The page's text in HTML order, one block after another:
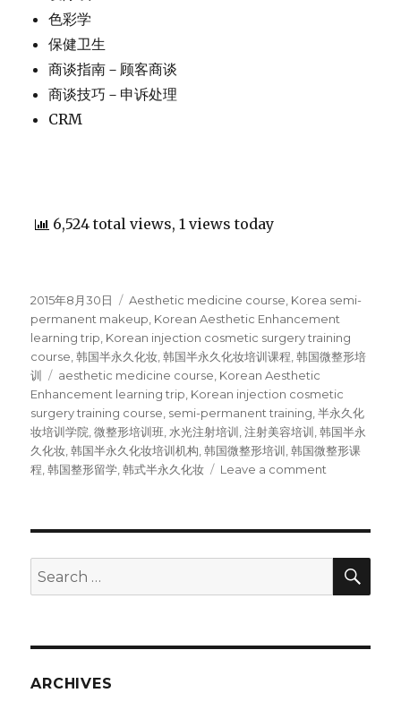
色彩学
保健卫生
商谈指南－顾客商谈
商谈技巧－申诉处理
CRM
6,524 total views, 1 views today
Posted
on
2015年8月30日 Categories
Aesthetic medicine course Korea semi-
permanent makeup Korean Aesthetic Enhancement
learning trip Korean injection cosmetic surgery training
course ,韩国半永久化妆 ,韩国半永久化妆培训课程 ,韩国微整形培
训
Tags
aesthetic medicine course Korean Aesthetic
Enhancement learning trip Korean injection cosmetic
surgery training course semi-permanent training ,半永久化
妆培训学院 ,微整形培训班 水光注射培训 ,注射美容培训 ,韩国半永
久化妆 ,韩国半永久化妆培训机构 ,韩国微整形培训 ,韩国微整形课
程 ,韩国整形留学 ,韩式半永久化妆 Leave a comment
培
Search
for:
ARCHIVES